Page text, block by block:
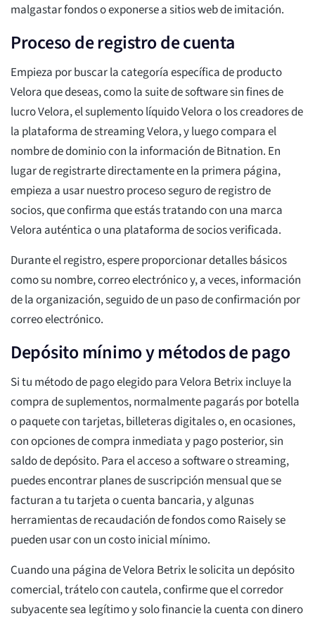
malgastar fondos o exponerse a sitios web de imitación.
Proceso de registro de cuenta
Empieza por buscar la categoría específica de producto
Velora que deseas, como la suite de software sin fines de
lucro Velora, el suplemento líquido Velora o los creadores de
la plataforma de streaming Velora, y luego compara el
nombre de dominio con la información de Bitnation. En
lugar de registrarte directamente en la primera página,
empieza a usar nuestro proceso seguro de registro de
socios, que confirma que estás tratando con una marca
Velora auténtica o una plataforma de socios verificada.
Durante el registro, espere proporcionar detalles básicos
como su nombre, correo electrónico y, a veces, información
de la organización, seguido de un paso de confirmación por
correo electrónico.
Depósito mínimo y métodos de pago
Si tu método de pago elegido para Velora Betrix incluye la
compra de suplementos, normalmente pagarás por botella
o paquete con tarjetas, billeteras digitales o, en ocasiones,
con opciones de compra inmediata y pago posterior, sin
saldo de depósito. Para el acceso a software o streaming,
puedes encontrar planes de suscripción mensual que se
facturan a tu tarjeta o cuenta bancaria, y algunas
herramientas de recaudación de fondos como Raisely se
pueden usar con un costo inicial mínimo.
Cuando una página de Velora Betrix le solicita un depósito
comercial, trátelo con cautela, confirme que el corredor
subyacente sea legítimo y solo financie la cuenta con dinero